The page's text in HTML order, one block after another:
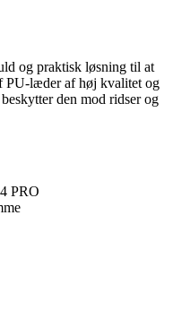
og praktisk løsning til at
PU-læder af høj kvalitet og
den mod ridser og
PRO